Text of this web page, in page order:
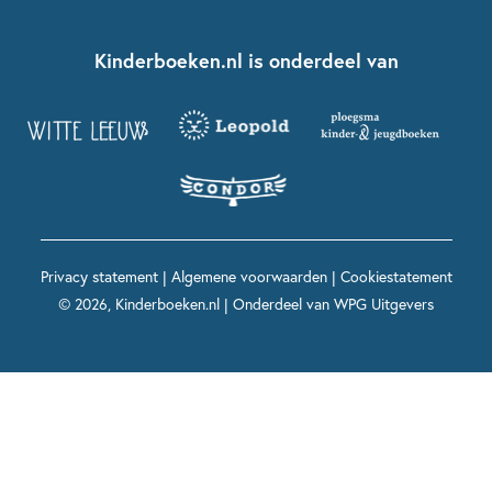
Kinderboeken diversiteit
Grappige kinderboeken
Spannende kinderboeken
Boekentips 12+ jaar
Voor volwassenen
Spekkie en Sproet
Maxi & Helium
Voor het onderwijs
Kinderboeken.nl is onderdeel van
Privacy statement| Algemene voorwaarden| Cookiestatement
© 2026, Kinderboeken.nl | Onderdeel van WPG Uitgevers